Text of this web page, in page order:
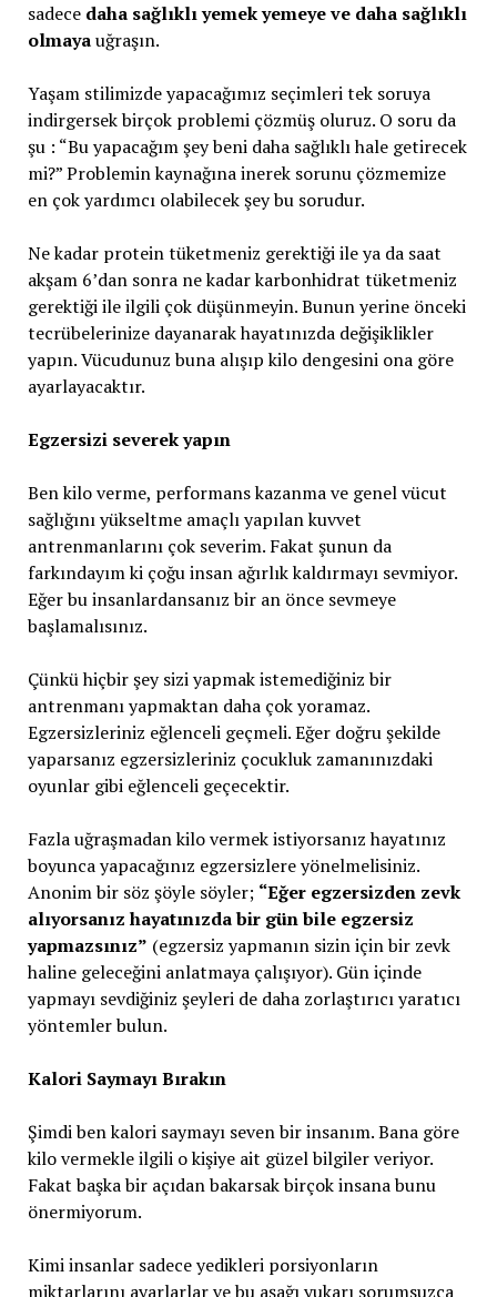
sadece daha sağlıklı yemek yemeye ve daha sağlıklı
olmayauğraşın.
Yaşam stilimizde yapacağımız seçimleri tek soruya
indirgersek birçok problemi çözmüş oluruz. O soru da
şu : “Bu yapacağım şey beni daha sağlıklı hale getirecek
mi?” Problemin kaynağına inerek sorunu çözmemize
en çok yardımcı olabilecek şey bu sorudur.
Ne kadar protein tüketmeniz gerektiği ile ya da saat
akşam 6’dan sonra ne kadar karbonhidrat tüketmeniz
gerektiği ile ilgili çok düşünmeyin. Bunun yerine önceki
tecrübelerinize dayanarak hayatınızda değişiklikler
yapın. Vücudunuz buna alışıp kilo dengesini ona göre
ayarlayacaktır.
Egzersizi severek yapın
Ben kilo verme, performans kazanma ve genel vücut
sağlığını yükseltme amaçlı yapılan kuvvet
antrenmanlarını çok severim. Fakat şunun da
farkındayım ki çoğu insan ağırlık kaldırmayı sevmiyor.
Eğer bu insanlardansanız bir an önce sevmeye
başlamalısınız.
Çünkü hiçbir şey sizi yapmak istemediğiniz bir
antrenmanı yapmaktan daha çok yoramaz.
Egzersizleriniz eğlenceli geçmeli. Eğer doğru şekilde
yaparsanız egzersizleriniz çocukluk zamanınızdaki
oyunlar gibi eğlenceli geçecektir.
Fazla uğraşmadan kilo vermek istiyorsanız hayatınız
boyunca yapacağınız egzersizlere yönelmelisiniz.
Anonim bir söz şöyle söyler; “Eğer egzersizden zevk
alıyorsanız hayatınızda bir gün bile egzersiz
yapmazsınız” (egzersiz yapmanın sizin için bir zevk
haline geleceğini anlatmaya çalışıyor). Gün içinde
yapmayı sevdiğiniz şeyleri de daha zorlaştırıcı yaratıcı
yöntemler bulun.
Kalori Saymayı Bırakın
Şimdi ben kalori saymayı seven bir insanım. Bana göre
kilo vermekle ilgili o kişiye ait güzel bilgiler veriyor.
Fakat başka bir açıdan bakarsak birçok insana bunu
önermiyorum.
Kimi insanlar sadece yedikleri porsiyonların
miktarlarını ayarlarlar ve bu aşağı yukarı sorumsuzca